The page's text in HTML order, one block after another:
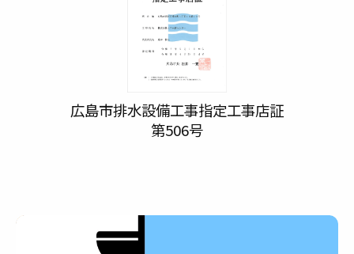
広島市排水設備工事指定工事店証
第506号